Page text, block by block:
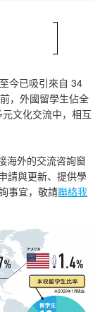
今已吸引來自 34
，外國留學生佔全
文化交流中，相互
海外的交流咨詢窗
請與更新、提供學
事宜，敬請聯絡我